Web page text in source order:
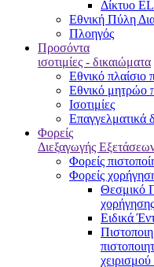
Δίκτυο
Εθνική Πύλη
Πλοηγός
Προσόντα
ισοτιμίες - δικαιώματα
Εθνικό πλαίσιο
Εθνικό μητρώο
Ισοτιμίες
Επαγγελματικά
Φορείς
Διεξαγωγής
Φορείς
Φορείς
Θεσμικό
Ειδικά